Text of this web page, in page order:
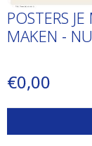
POSTERS
MAKEN -
€0,00